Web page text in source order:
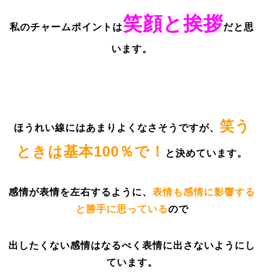
私のチャームポイントは笑顔と挨拶だと思
います。
ほうれい線にはあまりよくなさそうですが、 笑う
ときは基本100％で！
と決めています。
感情が表情を左右するように、表情も感情に影響する
と勝手に思っているので
出したくない感情はなるべく表情に出さないようにし
ています。